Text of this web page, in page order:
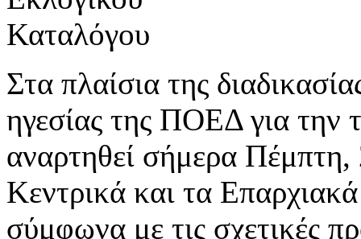
Στα πλαίσια της
ηγεσίας της ΠΟΕΔ για την
αναρτηθεί σήμερα
Κεντρικά και τα
σύμφωνα με τις σχετικές